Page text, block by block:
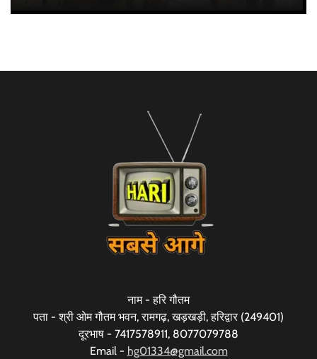
नाम - हरि गौतम
पता - श्री ओम गौतम भवन, रामगढ़, खड़खड़ी, हरिद्वार (249401)
दूरभाष - 7417578911, 8077079788
Email - hg01334@gmail.com